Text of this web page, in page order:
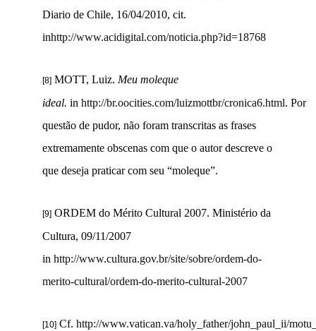
Diario de Chile, 16/04/2010, cit.
inhttp://www.acidigital.com/noticia.php?id=18768
[8] MOTT, Luiz. Meu moleque
ideal. in http://br.oocities.com/luizmottbr/cronica6.html. Por
questão de pudor, não foram transcritas as frases
extremamente obscenas com que o autor descreve o
que deseja praticar com seu “moleque”.
[9] ORDEM do Mérito Cultural 2007. Ministério da
Cultura, 09/11/2007
in http://www.cultura.gov.br/site/sobre/ordem-do-
merito-cultural/ordem-do-merito-cultural-2007
[10] Cf. http://www.vatican.va/holy_father/john_paul_ii/